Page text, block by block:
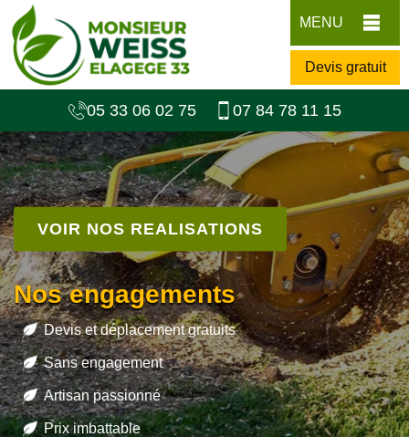
MENU
Devis gratuit
05 33 06 02 75 07 84 78 11 15
VOIR NOS REALISATIONS
Nos engagements
Devis et déplacement gratuits
Sans engagement
Artisan passionné
Prix imbattable